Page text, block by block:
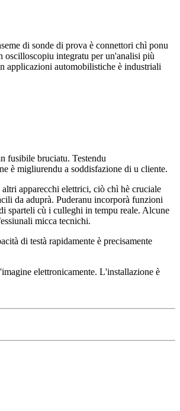
di sonde di prova è connettori chì ponu
oscilloscopiu integratu per un'analisi più
applicazioni automobilistiche è industriali
fusibile bruciatu. Testendu
è migliurendu a soddisfazione di u cliente.
apparecchi elettrici, ciò chì hè cruciale
da aduprà. Puderanu incorporà funzioni
sparteli cù i culleghi in tempu reale. Alcune
micca tecnichi.
di testà rapidamente è precisamente
elettronicamente. L'installazione è